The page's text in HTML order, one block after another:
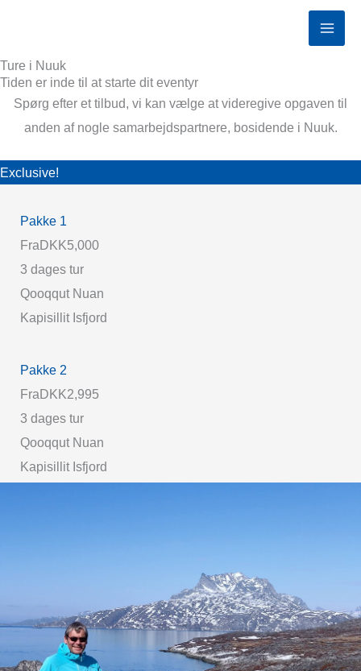
indholdet
Ture i Nuuk
Tiden er inde til at starte dit eventyr
Spørg efter et tilbud, vi kan vælge at videregive opgaven til
anden af nogle samarbejdspartnere, bosidende i Nuuk.
Exclusive!
Pakke 1
FraDKK5,000
3 dages tur
Qooqqut Nuan
Kapisillit Isfjord
Pakke 2
FraDKK2,995
3 dages tur
Qooqqut Nuan
Kapisillit Isfjord